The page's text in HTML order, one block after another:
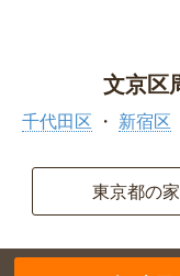
文京区
千代田区 新宿区
東京都の